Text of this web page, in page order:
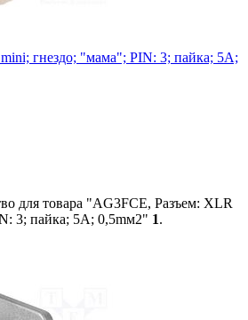
гнездо; "мама"; PIN: 3; пайка; 5А;
для товара "AG3FCE, Разъем: XLR
3; пайка; 5А; 0,5mм2" 1.